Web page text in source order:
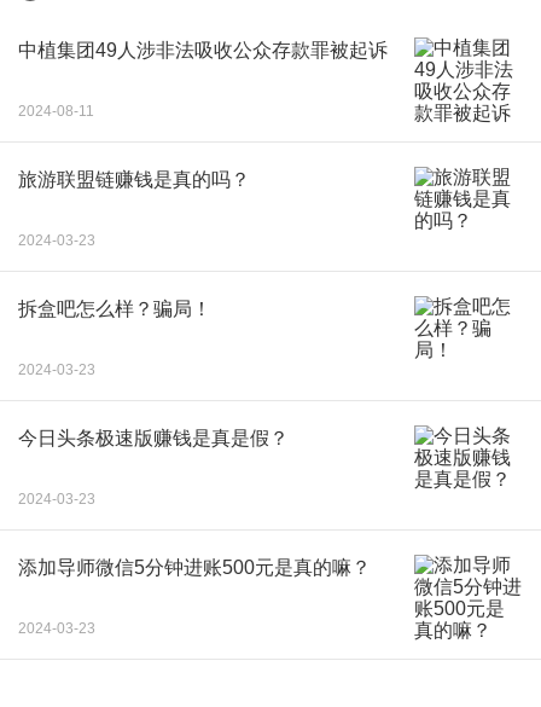
中植集团49人涉非法吸收公众存款罪被起诉
2024-08-11
旅游联盟链赚钱是真的吗？
2024-03-23
拆盒吧怎么样？骗局！
2024-03-23
今日头条极速版赚钱是真是假？
2024-03-23
添加导师微信5分钟进账500元是真的嘛？
2024-03-23